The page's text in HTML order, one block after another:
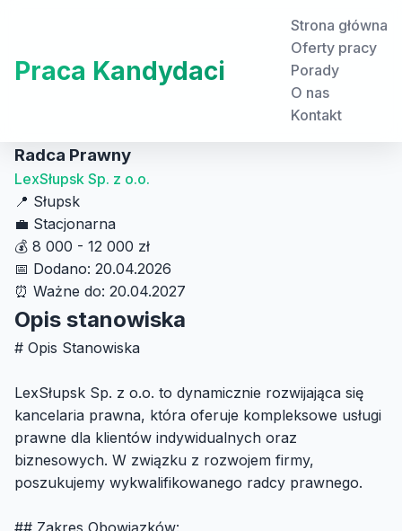
Praca Kandydaci
Strona główna
Oferty pracy
Porady
O nas
Kontakt
Radca Prawny
LexSłupsk Sp. z o.o.
📍 Słupsk
💼 Stacjonarna
💰 8 000 - 12 000 zł
📅 Dodano: 20.04.2026
⏰ Ważne do: 20.04.2027
Opis stanowiska
# Opis Stanowiska
LexSłupsk Sp. z o.o. to dynamicznie rozwijająca się
kancelaria prawna, która oferuje kompleksowe usługi
prawne dla klientów indywidualnych oraz
biznesowych. W związku z rozwojem firmy,
poszukujemy wykwalifikowanego radcy prawnego.
## Zakres Obowiązków: